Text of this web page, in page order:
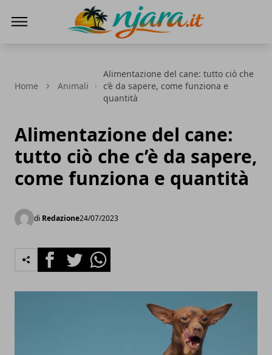
Home Animali
Alimentazione del cane: tutto ciò che
c’è da sapere, come funziona e
quantità
Alimentazione del cane:
tutto ciò che c’è da sapere,
come funziona e quantità
di Redazione24/07/2023
FacebookTwitterWhatsapp